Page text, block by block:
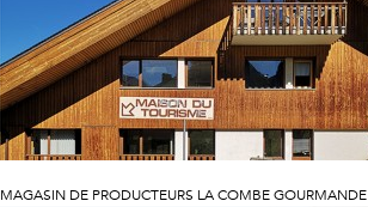
MAGASIN DE PRODUCTEURS LA COMBE GOURMANDE